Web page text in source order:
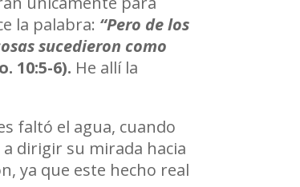
la palabra: “Pero de los
sucedieron como
10:5-6). He allí la
faltó el agua, cuando
dirigir su mirada hacia
ya que este hecho real